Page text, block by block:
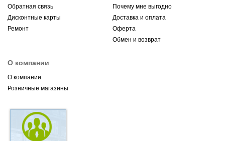
Обратная связь
Дисконтные карты
Ремонт
Почему мне выгодно
Доставка и оплата
Оферта
Обмен и возврат
О компании
О компании
Розничные магазины